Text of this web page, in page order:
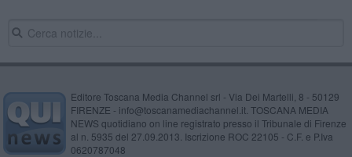
Editore Toscana Media Channel srl - Via Dei Martelli, 8 - 50129
FIRENZE - info@toscanamediachannel.it. TOSCANA MEDIA
NEWS quotidiano on line registrato presso il Tribunale di Firenze
al n. 5935 del 27.09.2013. Iscrizione ROC 22105 - C.F. e P.Iva
0620787048